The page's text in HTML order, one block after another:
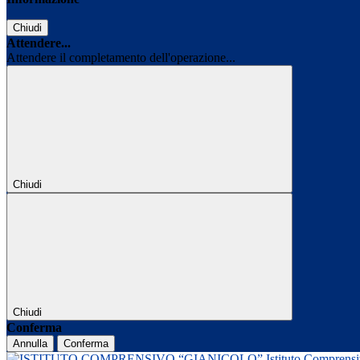
Chiudi
Attendere...
Attendere il completamento dell'operazione...
Chiudi
Chiudi
Conferma
Annulla Conferma